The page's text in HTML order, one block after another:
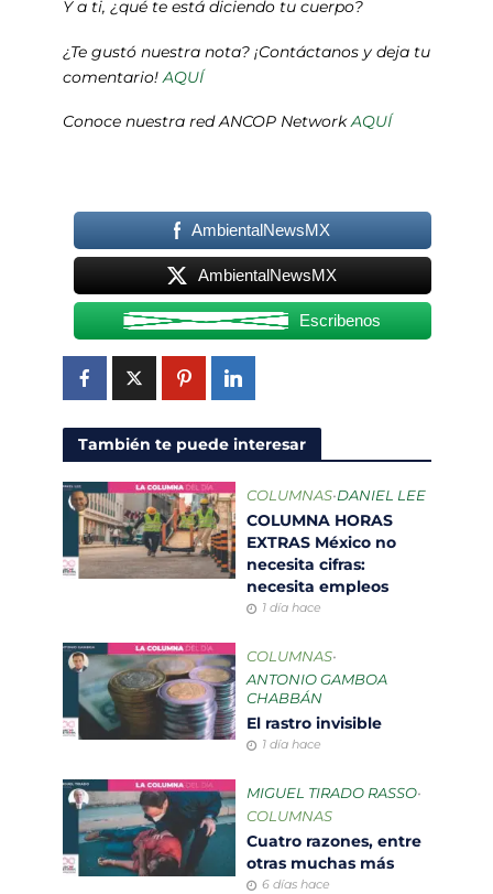
Y a ti, ¿qué te está diciendo tu cuerpo?
¿Te gustó nuestra nota? ¡Contáctanos y deja tu
comentario! AQUÍ
Conoce nuestra red ANCOP NetworkAQUÍ
AmbientalNewsMX
AmbientalNewsMX
Escribenos
También te puede interesar
COLUMNAS•DANIEL LEE
COLUMNA HORAS
EXTRAS México no
necesita cifras:
necesita empleos
1 día hace
COLUMNAS•
ANTONIO GAMBOA
CHABBÁN
El rastro invisible
1 día hace
MIGUEL TIRADO RASSO•
COLUMNAS
Cuatro razones, entre
otras muchas más
6 días hace